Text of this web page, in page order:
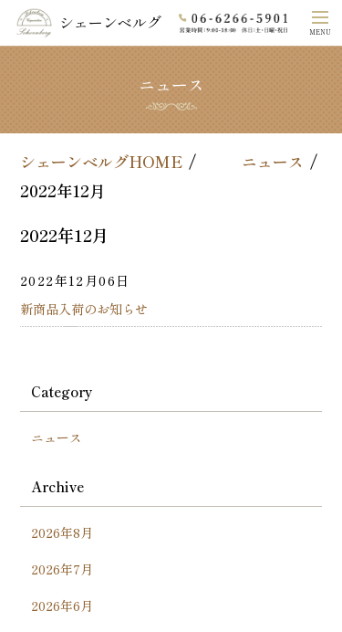
MENU
シェーンベルグ
ホーム
シェーンベルグのこだわり
よくあるご質問
ニュース
シェーンベルグHOME
ニュース
2022年12月
2022年12月
2022年12月06日
新商品入荷のお知らせ
Category
ニュース
Archive
2026年8月
2026年7月
2026年6月